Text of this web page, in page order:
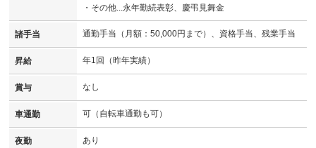
・その他...永年勤続表彰、慶弔見舞金
諸手当 通勤手当（月額：50,000円まで）、資格手当、残業手当
昇給 年1回（昨年実績）
賞与 なし
車通勤 可（自転車通勤も可）
夜勤 あり